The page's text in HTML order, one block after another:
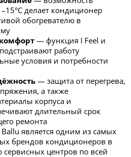
делает кондиционер
обогревателю в
— функция I Feel и
работу
условия и потребности
— защита от перегрева,
а также
корпуса и
длительный срок
ремонта
является одним из самых
брендов кондиционеров в
сервисных центров по всей